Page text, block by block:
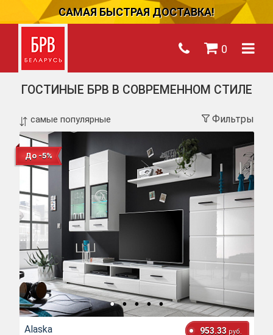
САМАЯ БЫСТРАЯ ДОСТАВКА!
0
ГОСТИНЫЕ БРВ В СОВРЕМЕННОМ СТИЛЕ
Фильтры
До -5%
Alaska 953.33 руб.